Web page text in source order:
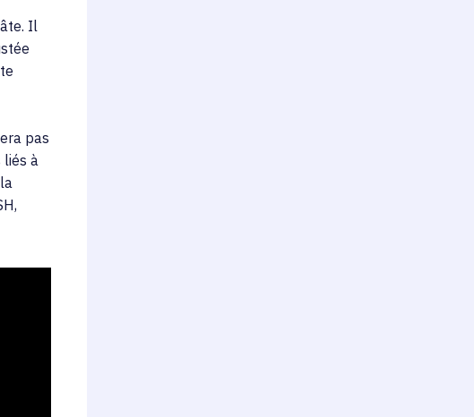
Il
pas
liés à